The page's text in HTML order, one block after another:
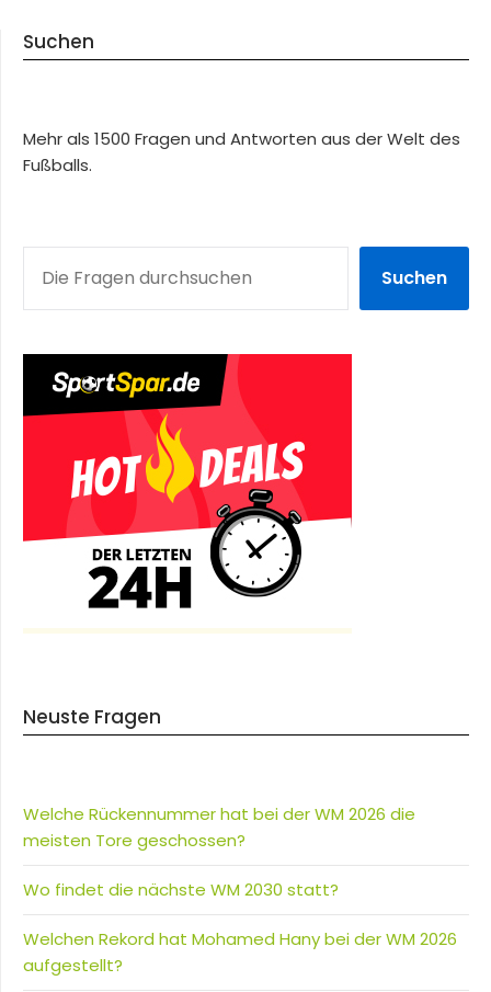
Suchen
Mehr als 1500 Fragen und Antworten aus der Welt des
Fußballs.
Suchen
Neuste Fragen
Welche Rückennummer hat bei der WM 2026 die
meisten Tore geschossen?
Wo findet die nächste WM 2030 statt?
Welchen Rekord hat Mohamed Hany bei der WM 2026
aufgestellt?